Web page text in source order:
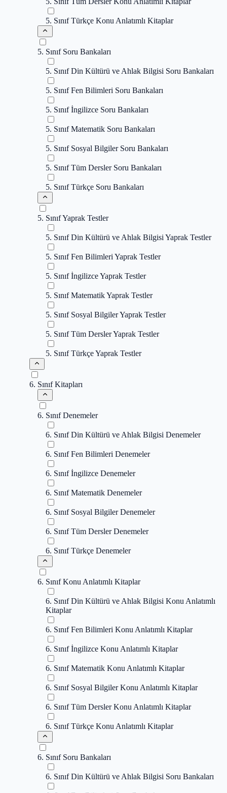
5. Sınıf Türkçe Konu Anlatımlı Kitaplar
5. Sınıf Soru Bankaları
5. Sınıf Din Kültürü ve Ahlak Bilgisi Soru Bankaları
5. Sınıf Fen Bilimleri Soru Bankaları
5. Sınıf İngilizce Soru Bankaları
5. Sınıf Matematik Soru Bankaları
5. Sınıf Sosyal Bilgiler Soru Bankaları
5. Sınıf Tüm Dersler Soru Bankaları
5. Sınıf Türkçe Soru Bankaları
5. Sınıf Yaprak Testler
5. Sınıf Din Kültürü ve Ahlak Bilgisi Yaprak Testler
5. Sınıf Fen Bilimleri Yaprak Testler
5. Sınıf İngilizce Yaprak Testler
5. Sınıf Matematik Yaprak Testler
5. Sınıf Sosyal Bilgiler Yaprak Testler
5. Sınıf Tüm Dersler Yaprak Testler
5. Sınıf Türkçe Yaprak Testler
6. Sınıf Kitapları
6. Sınıf Denemeler
6. Sınıf Din Kültürü ve Ahlak Bilgisi Denemeler
6. Sınıf Fen Bilimleri Denemeler
6. Sınıf İngilizce Denemeler
6. Sınıf Matematik Denemeler
6. Sınıf Sosyal Bilgiler Denemeler
6. Sınıf Tüm Dersler Denemeler
6. Sınıf Türkçe Denemeler
6. Sınıf Konu Anlatımlı Kitaplar
6. Sınıf Din Kültürü ve Ahlak Bilgisi Konu Anlatımlı
Kitaplar
6. Sınıf Fen Bilimleri Konu Anlatımlı Kitaplar
6. Sınıf İngilizce Konu Anlatımlı Kitaplar
6. Sınıf Matematik Konu Anlatımlı Kitaplar
6. Sınıf Sosyal Bilgiler Konu Anlatımlı Kitaplar
6. Sınıf Tüm Dersler Konu Anlatımlı Kitaplar
6. Sınıf Türkçe Konu Anlatımlı Kitaplar
6. Sınıf Soru Bankaları
6. Sınıf Din Kültürü ve Ahlak Bilgisi Soru Bankaları